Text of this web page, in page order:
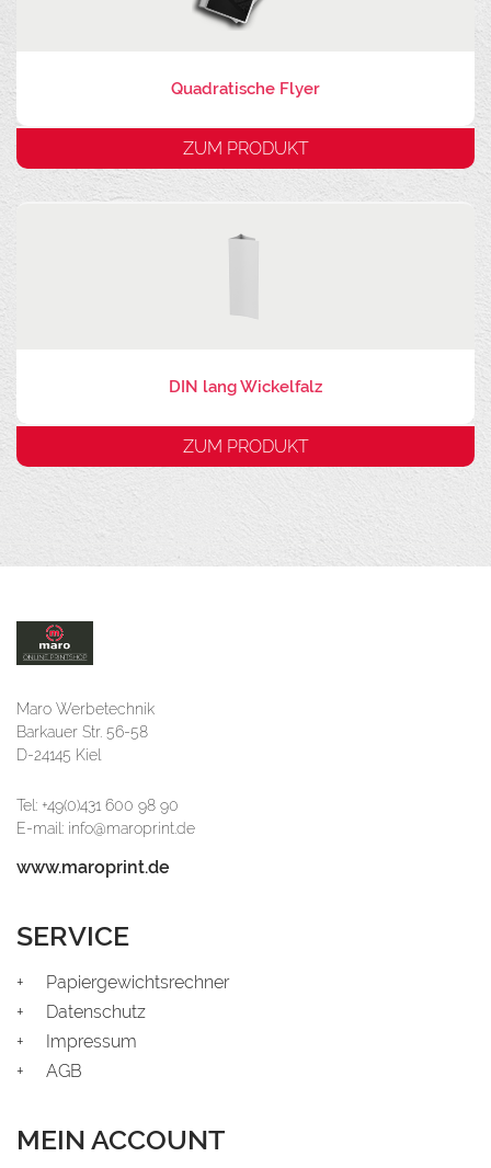
Quadratische Flyer
ZUM PRODUKT
DIN lang Wickelfalz
ZUM PRODUKT
Maro Werbetechnik
Barkauer Str. 56-58
D-24145 Kiel
Tel: +49(0)431 600 98 90
E-mail: info@maroprint.de
www.maroprint.de
SERVICE
Papiergewichtsrechner
Datenschutz
Impressum
AGB
MEIN ACCOUNT